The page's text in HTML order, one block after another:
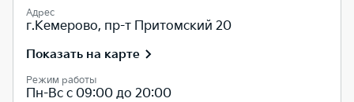
Адрес
г.Кемерово, пр-т Притомский 20
Показать на карте
Режим работы
Пн-Вс с 09:00 до 20:00